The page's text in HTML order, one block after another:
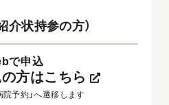
介状持参の方）
で申込
方はこちら
院予約」へ遷移します